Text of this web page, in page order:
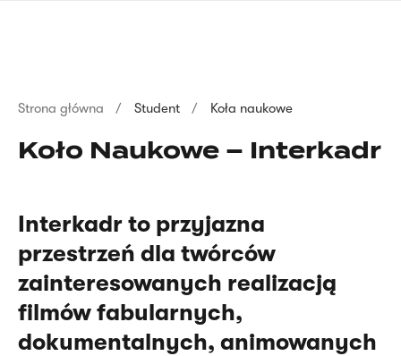
Ścieżka
nawigacyjna
Strona główna Student Koła naukowe
Koło Naukowe – Interkadr
Interkadr to przyjazna
przestrzeń dla twórców
zainteresowanych realizacją
filmów fabularnych,
dokumentalnych, animowanych